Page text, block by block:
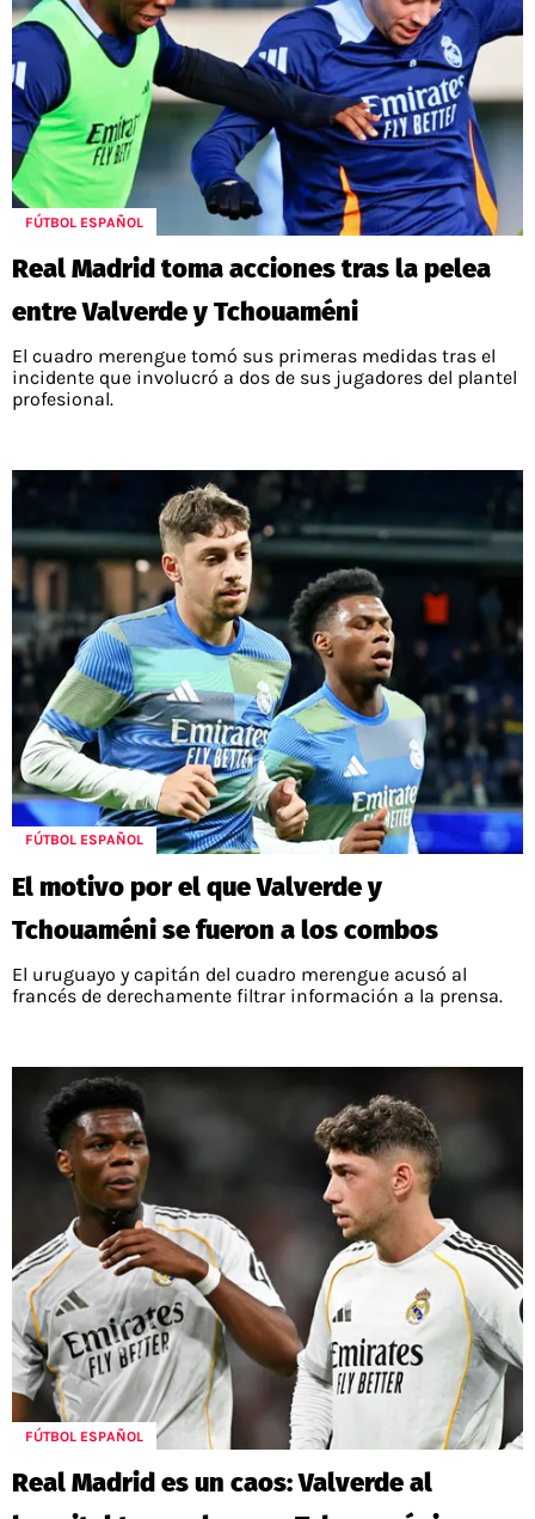
FÚTBOL ESPAÑOL
Real Madrid toma acciones tras la pelea
entre Valverde y Tchouaméni
El cuadro merengue tomó sus primeras medidas tras el
incidente que involucró a dos de sus jugadores del plantel
profesional.
FÚTBOL ESPAÑOL
El motivo por el que Valverde y
Tchouaméni se fueron a los combos
El uruguayo y capitán del cuadro merengue acusó al
francés de derechamente filtrar información a la prensa.
FÚTBOL ESPAÑOL
Real Madrid es un caos: Valverde al